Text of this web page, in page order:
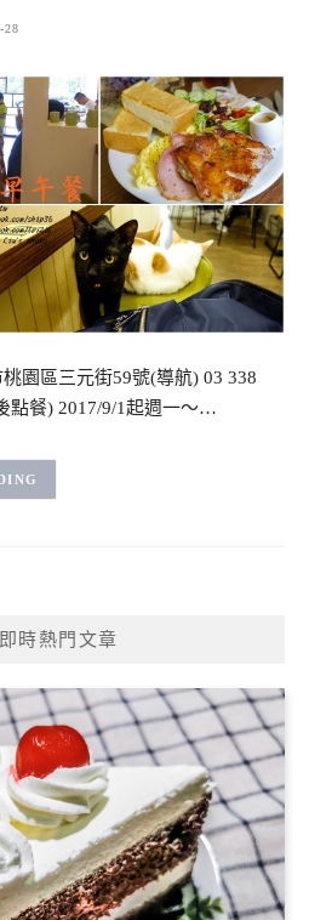
28
園區三元街59號(導航) 03 338
點餐) 2017/9/1起週一～…
時熱門文章